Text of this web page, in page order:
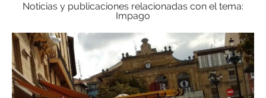
Noticias y publicaciones relacionadas con el tema:
Impago